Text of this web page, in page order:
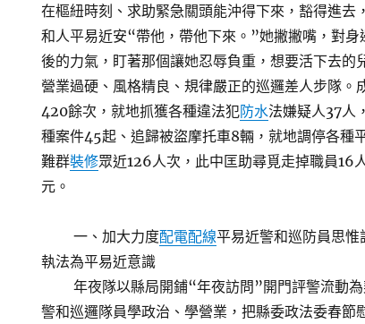
在樞紐時刻、求助緊急關頭能沖得下來，豁得進去
和人平易近安“帶他，帶他下來。”她撇撇嘴，對
後的力氣，盯著那個讓她忍辱負重，想要活下去的
營業過硬、風格精良、規律嚴正的巡邏差人步隊。
420餘次，就地抓獲各種違法犯防水法嫌疑人37人
種案件45起、追歸被盜摩托車8輛，就地調停各種
難群裝修眾近126人次，此中匡助尋覓走掉職員16
元。
一、加大力度配電配線平易近警和巡防員思惟
執法為平易近意識
年夜隊以縣局開鋪“年夜訪問”開門評警流動為
警和巡邏隊員學政治、學營業，把縣委政法委春節